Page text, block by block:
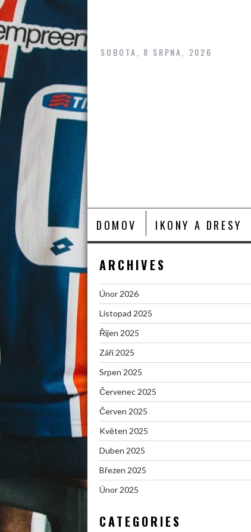
content
SOBOTA, 8 SRPNA, 2026
DOMOV IKONY A DRESY
ARCHIVES
Únor 2026
Listopad 2025
Říjen 2025
Září 2025
Srpen 2025
Červenec 2025
Červen 2025
Květen 2025
Duben 2025
Březen 2025
Únor 2025
CATEGORIES